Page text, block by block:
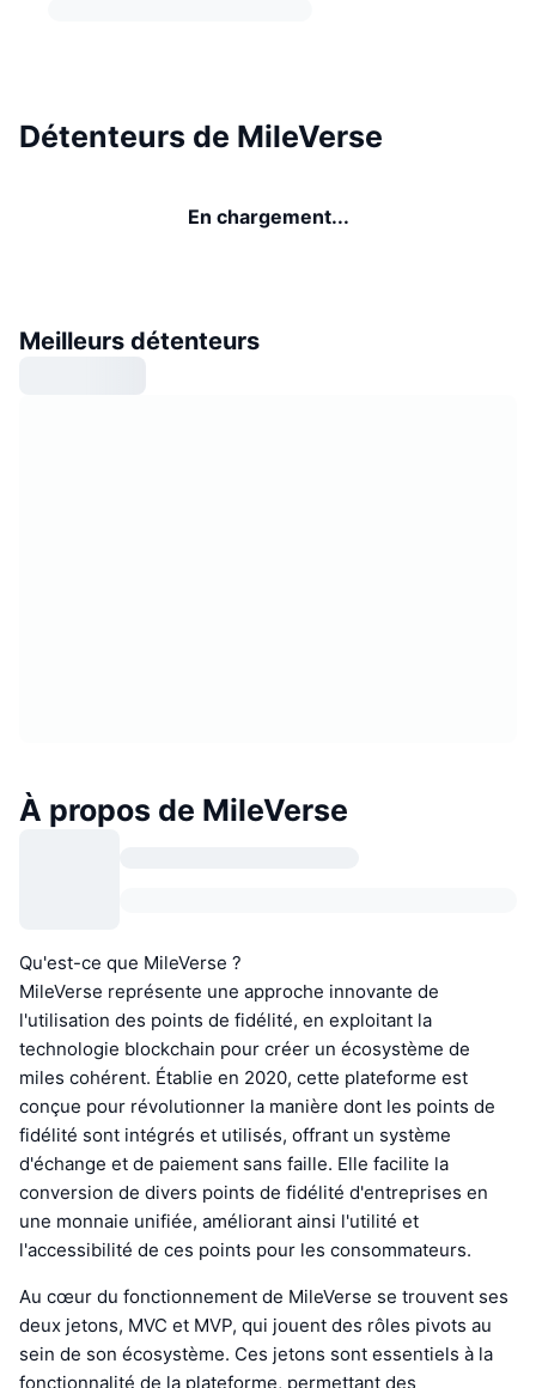
Détenteurs de MileVerse
En chargement...
Meilleurs détenteurs
À propos de MileVerse
Qu'est-ce que MileVerse ?
MileVerse représente une approche innovante de
l'utilisation des points de fidélité, en exploitant la
technologie blockchain pour créer un écosystème de
miles cohérent. Établie en 2020, cette plateforme est
conçue pour révolutionner la manière dont les points de
fidélité sont intégrés et utilisés, offrant un système
d'échange et de paiement sans faille. Elle facilite la
conversion de divers points de fidélité d'entreprises en
une monnaie unifiée, améliorant ainsi l'utilité et
l'accessibilité de ces points pour les consommateurs.
Au cœur du fonctionnement de MileVerse se trouvent ses
deux jetons, MVC et MVP, qui jouent des rôles pivots au
sein de son écosystème. Ces jetons sont essentiels à la
fonctionnalité de la plateforme, permettant des